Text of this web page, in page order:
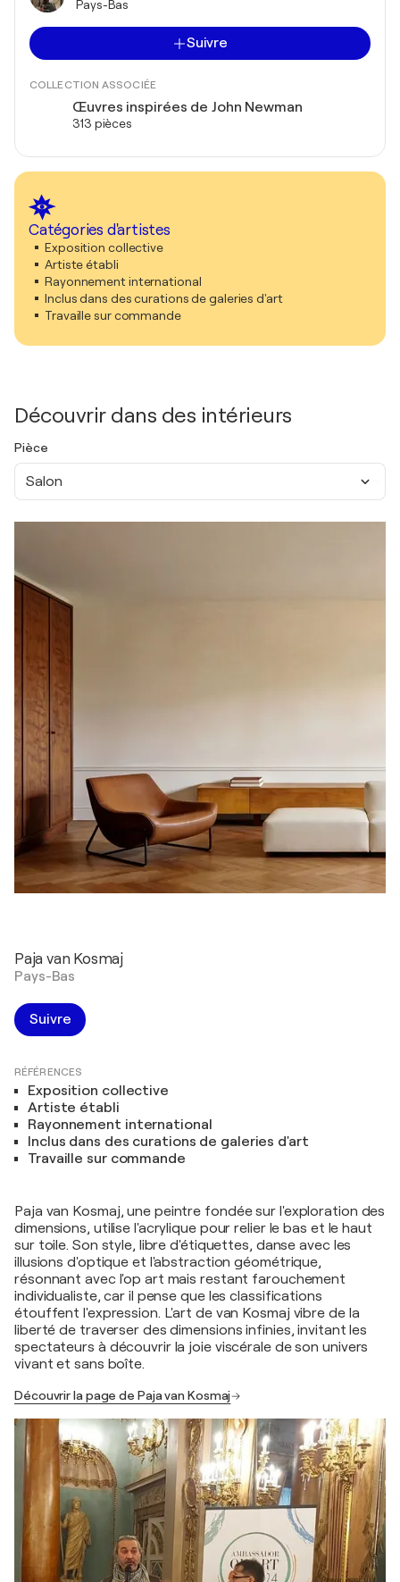
Pays-Bas
Suivre
COLLECTION ASSOCIÉE
Œuvres inspirées de John Newman
313 pièces
Catégories d'artistes
Exposition collective
Artiste établi
Rayonnement international
Inclus dans des curations de galeries d'art
Travaille sur commande
Découvrir dans des intérieurs
Pièce
Salon
Paja van Kosmaj
Pays-Bas
Suivre
RÉFÉRENCES
Exposition collective
Artiste établi
Rayonnement international
Inclus dans des curations de galeries d'art
Travaille sur commande
Paja van Kosmaj, une peintre fondée sur l'exploration des
dimensions, utilise l'acrylique pour relier le bas et le haut
sur toile. Son style, libre d'étiquettes, danse avec les
illusions d'optique et l'abstraction géométrique,
résonnant avec l'op art mais restant farouchement
individualiste, car il pense que les classifications
étouffent l'expression. L'art de van Kosmaj vibre de la
liberté de traverser des dimensions infinies, invitant les
spectateurs à découvrir la joie viscérale de son univers
vivant et sans boîte.
Découvrir la page de Paja van Kosmaj